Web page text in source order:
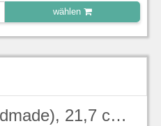
wählen
hinzugefügt.
Coupe Teller (handmade), 21,7 cm, Evolve, Blueberry Stonecast - Churchill